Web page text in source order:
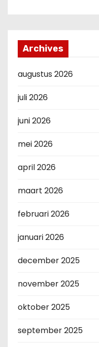
Archives
augustus 2026
juli 2026
juni 2026
mei 2026
april 2026
maart 2026
februari 2026
januari 2026
december 2025
november 2025
oktober 2025
september 2025